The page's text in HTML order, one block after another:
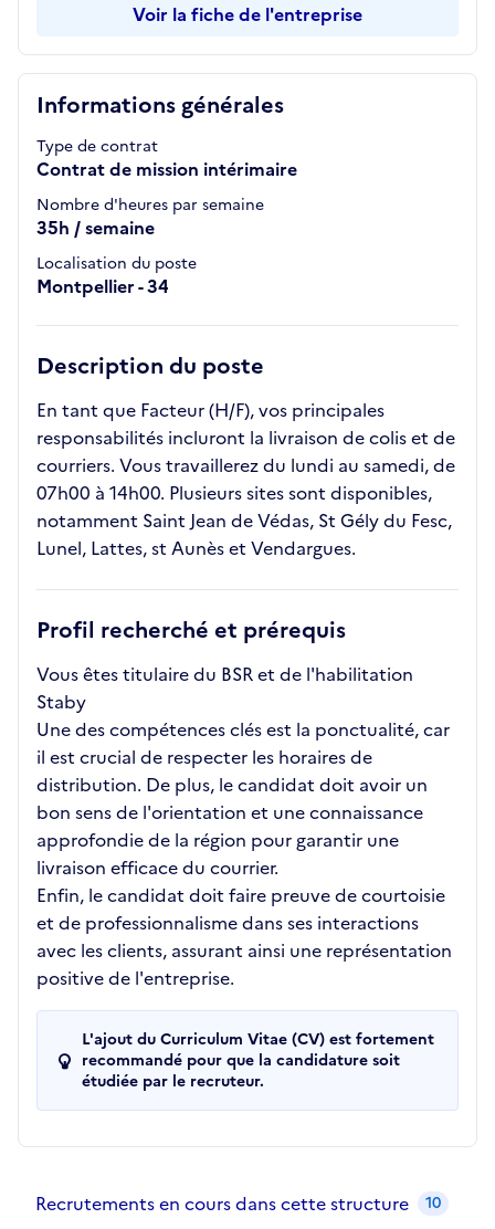
Informations générales
Type de contrat
Contrat de mission intérimaire
Nombre d'heures par semaine
35h / semaine
Localisation du poste
Montpellier - 34
Description du poste
En tant que Facteur (H/F), vos principales
responsabilités incluront la livraison de colis et de
courriers. Vous travaillerez du lundi au samedi, de
07h00 à 14h00. Plusieurs sites sont disponibles,
notamment Saint Jean de Védas, St Gély du Fesc,
Lunel, Lattes, st Aunès et Vendargues.
Profil recherché et prérequis
Vous êtes titulaire du BSR et de l'habilitation
Staby
Une des compétences clés est la ponctualité, car
il est crucial de respecter les horaires de
distribution. De plus, le candidat doit avoir un
bon sens de l'orientation et une connaissance
approfondie de la région pour garantir une
livraison efficace du courrier.
Enfin, le candidat doit faire preuve de courtoisie
et de professionnalisme dans ses interactions
avec les clients, assurant ainsi une représentation
positive de l'entreprise.
L'ajout du Curriculum Vitae (CV) est fortement
recommandé pour que la candidature soit
étudiée par le recruteur.
Voir la fiche de l'entreprise
Recrutements en cours dans cette structure 10